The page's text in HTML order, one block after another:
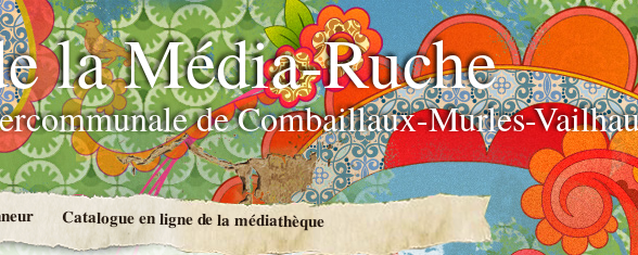
la Média-Ruche
de Combaillaux-Murles-
Catalogue en ligne de la médiathèque